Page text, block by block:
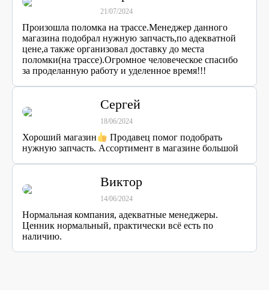
21/07/2024
Произошла поломка на трассе.Менеджер данного
магазина подобрал нужную запчасть,по адекватной
цене,а также организовал доставку до места
поломки(на трассе).Огромное человеческое спасибо
за проделанную работу и уделенное время!!!
Сергей
18/06/2024
Хороший магазин
Продавец помог подобрать
нужную запчасть. Ассортимент в магазине большой
Виктор
14/06/2024
Нормальная компания, адекватные менеджеры.
Ценник нормальный, практически всё есть по
наличию.